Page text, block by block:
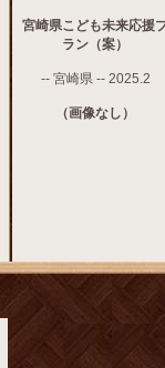
宮崎県こども未来応援
ラン（案）
-- 宮崎県 -- 2025.2
（画像なし）